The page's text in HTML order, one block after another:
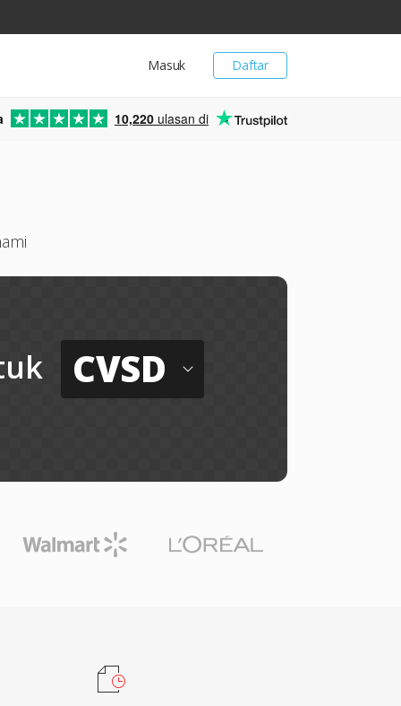
Daftar
Masuk
10,220 ulasan di
CVSD